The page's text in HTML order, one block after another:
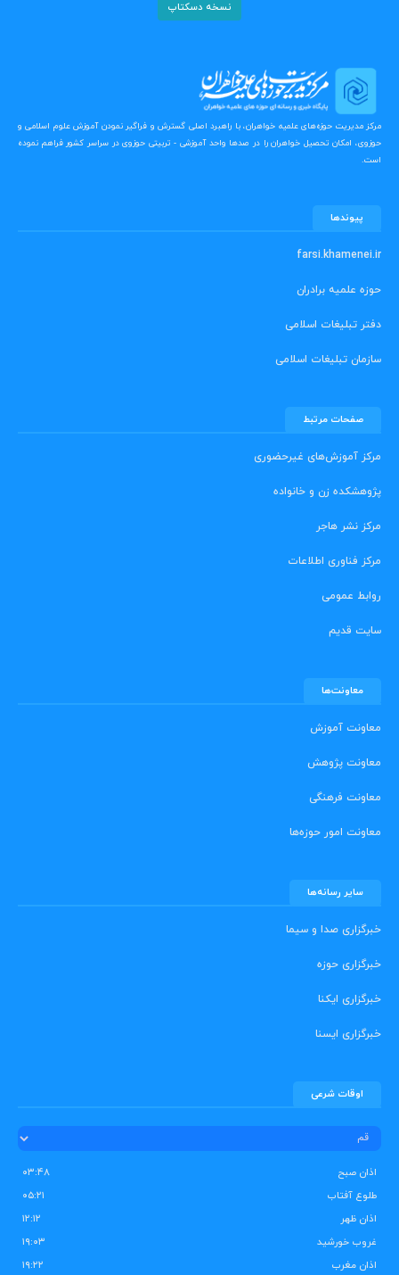
نسخه دسکتاپ
مرکز مدیریت حوزه‌های علمیه خواهران، با راهبرد اصلی گسترش و فراگیر نمودن آموزش علوم اسلامی و
حوزوی، امکان تحصیل خواهران را در صدها واحد آموزشی - تربیتی حوزوی در سراسر کشور فراهم نموده
است.
پیوندها
farsi.khamenei.ir
حوزه علمیه برادران
دفتر تبلیغات اسلامی
سازمان تبلیغات اسلامی
صفحات مرتبط
مرکز آموزش‌های غیرحضوری
پژوهشکده زن و خانواده
مرکز نشر هاجر
مرکز فناوری اطلاعات
روابط عمومی
سایت قدیم
معاونت‌ها
معاونت آموزش
معاونت پژوهش
معاونت فرهنگی
معاونت امور حوزه‌ها
سایر رسانه‌ها
خبرگزاری صدا و سیما
خبرگزاری حوزه
خبرگزاری ایکنا
خبرگزاری ایسنا
اوقات شرعی
اذان صبح
۰۳:۴۸
طلوع آفتاب
۰۵:۲۱
اذان ظهر
۱۲:۱۲
غروب خورشید
۱۹:۰۳
اذان مغرب
۱۹:۲۲